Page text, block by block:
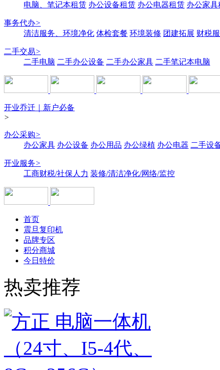
电脑、笔记本租赁 办公设备租赁 办公电器租赁 办公家具
事务代办>
清洁服务、环境净化 体检套餐 环境装修 团建拓展 财税
二手交易>
二手电脑 二手办公设备 二手办公家具 二手笔记本电脑
开业乔迁｜新户必备
>
办公采购>
办公家具 办公设备 办公用品 办公绿植 办公电器 二手设
开业服务>
工商财税/社保人力 装修/清洁净化/网络/监控
首页
震旦复印机
品牌专区
积分商城
今日特价
热卖推荐